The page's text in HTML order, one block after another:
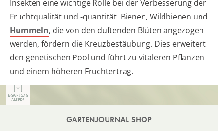
Insekten eine wichtige Rolle bei der Verbesserung der
Fruchtqualität und -quantität. Bienen, Wildbienen und
Hummeln, die von den duftenden Blüten angezogen
werden, fördern die Kreuzbestäubung. Dies erweitert
den genetischen Pool und führt zu vitaleren Pflanzen
und einem höheren Fruchtertrag.
GARTENJOURNAL SHOP